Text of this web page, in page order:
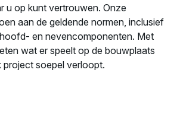
u op kunt vertrouwen. Onze
aan de geldende normen, inclusief
en nevencomponenten. Met
wat er speelt op de bouwplaats
project soepel verloopt.